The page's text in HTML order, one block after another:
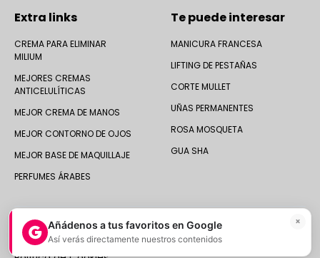
Extra links
CREMA PARA ELIMINAR
MILIUM
MEJORES CREMAS
ANTICELULÍTICAS
MEJOR CREMA DE MANOS
MEJOR CONTORNO DE OJOS
MEJOR BASE DE MAQUILLAJE
PERFUMES ÁRABES
Te puede interesar
MANICURA FRANCESA
LIFTING DE PESTAÑAS
CORTE MULLET
UÑAS PERMANENTES
ROSA MOSQUETA
GUA SHA
© 2025 Druni España ·Aviso legal|Política de Privacidad
Añádenos a tus favoritos en Google
Así verás directamente nuestros contenidos
×